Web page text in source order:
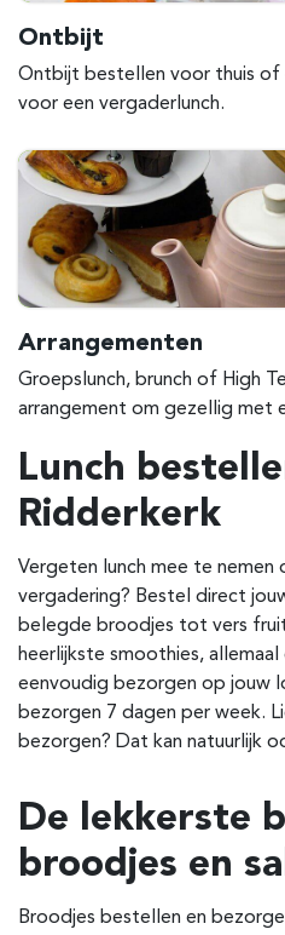
Ontbijt
Ontbijt bestellen voor thuis
voor een vergaderlunch.
Arrangementen
Groepslunch, brunch of High
arrangement om gezellig met
Lunch
Ridderkerk
Vergeten lunch mee te
vergadering? Bestel direct
belegde broodjes tot vers
heerlijkste smoothies,
eenvoudig bezorgen op jouw
bezorgen 7 dagen per week.
bezorgen? Dat kan natuurlijk
De lekkerste
broodjes en
Broodjes bestellen en